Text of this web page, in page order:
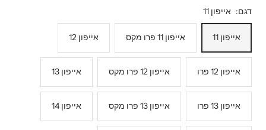
דגם: אייפון 11
אייפון 11 אייפון 11 פרו מקס אייפון 12
אייפון 12 פרו אייפון 12 פרו מקס אייפון 13
אייפון 13 פרו אייפון 13 פרו מקס אייפון 14